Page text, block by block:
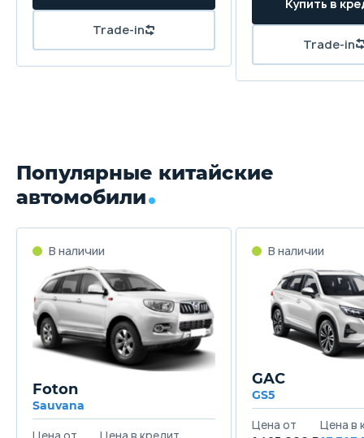
Популярные китайские
автомобили
Foton
Sauvana
GAC
GS5